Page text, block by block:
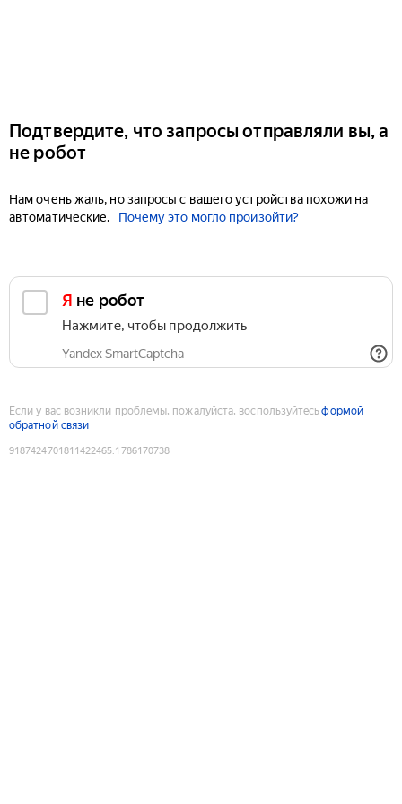
Подтвердите, что запросы отправляли вы, а
не робот
Нам очень жаль, но запросы с вашего устройства похожи на
автоматические.
Почему это могло произойти?
Я не робот
Нажмите, чтобы продолжить
Yandex SmartCaptcha
Если у вас возникли проблемы, пожалуйста, воспользуйтесьформой
обратной связи
9187424701811422465:1786170738